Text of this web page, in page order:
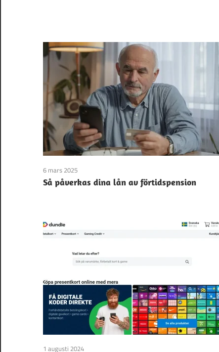
6 mars 2025
Så påverkas dina lån av förtidspension
1 augusti 2024